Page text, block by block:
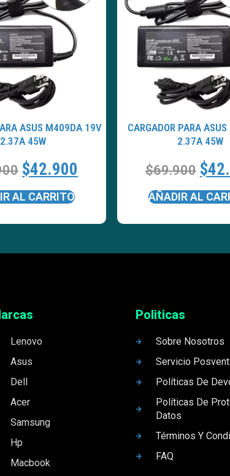
ASUS M409DA 19V
2.37A 45W
$42.900
AL CARRITO
CARGADOR PARA
2.37A 45W
$69.900 $
AÑADIR AL
Lenovo
Asus
Dell
Acer
Samsung
Hp
Macbook
Politicas
Sobre Nosotros
Servicio
Políticas De
Políticas De
Datos
Términos Y
FAQ